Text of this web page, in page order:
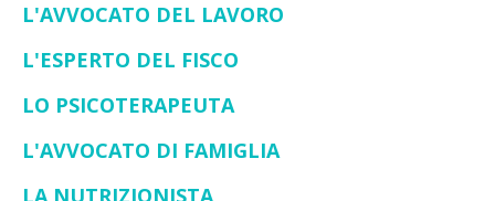
L'AVVOCATO DEL LAVORO
L'ESPERTO DEL FISCO
LO PSICOTERAPEUTA
L'AVVOCATO DI FAMIGLIA